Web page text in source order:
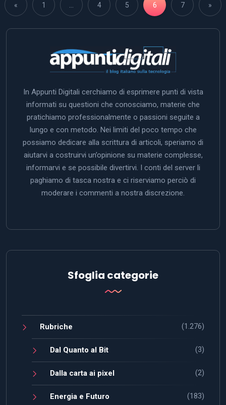
« 1 4 5 6 7 »
In Appunti Digitali cerchiamo di esprimere punti di vista
informati su questioni che conosciamo, materie che
pratichiamo professionalmente o passioni seguite a
lungo e con metodo. Nei limiti del poco tempo che
possiamo dedicare alla scrittura di articoli, speriamo di
aiutarvi a costruirvi un’opinione su materie complesse,
informarvi e se possibile divertirvi. I conti del server li
paghiamo di tasca nostra e ci riserviamo perciò di
moderare i commenti a nostra discrezione.
Sfoglia categorie
Rubriche (1.276)
Dal Quanto al Bit (3)
Dalla carta ai pixel (2)
Energia e Futuro (183)